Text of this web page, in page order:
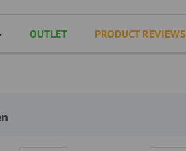
OUTLET PRODUCT REVIEWS